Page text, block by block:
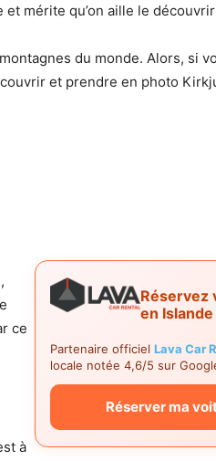
mérite qu’on aille le
du monde. Alors, si
et prendre en photo
ce
à
Réservez
en Islande
Partenaire officiel Lava Car
locale notée 4,6/5 sur
Réserver ma